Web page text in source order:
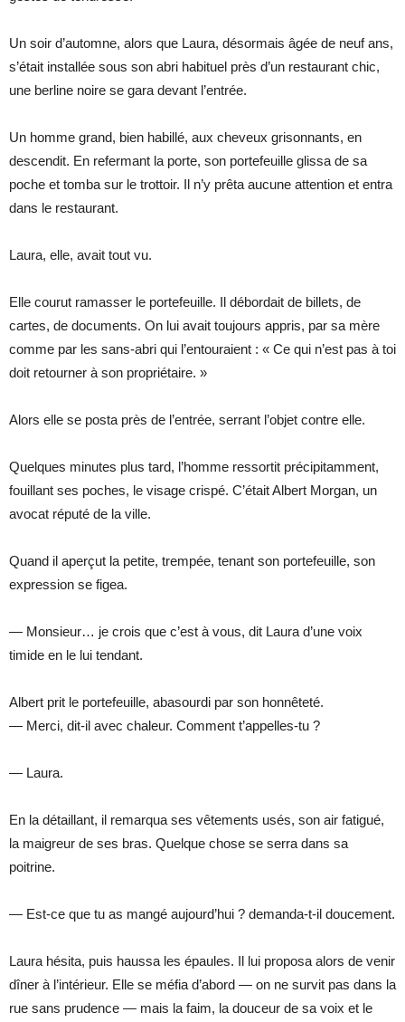
Un soir d’automne, alors que Laura, désormais âgée de neuf ans,
s’était installée sous son abri habituel près d’un restaurant chic,
une berline noire se gara devant l’entrée.
Un homme grand, bien habillé, aux cheveux grisonnants, en
descendit. En refermant la porte, son portefeuille glissa de sa
poche et tomba sur le trottoir. Il n’y prêta aucune attention et entra
dans le restaurant.
Laura, elle, avait tout vu.
Elle courut ramasser le portefeuille. Il débordait de billets, de
cartes, de documents. On lui avait toujours appris, par sa mère
comme par les sans-abri qui l’entouraient : « Ce qui n’est pas à toi
doit retourner à son propriétaire. »
Alors elle se posta près de l’entrée, serrant l’objet contre elle.
Quelques minutes plus tard, l’homme ressortit précipitamment,
fouillant ses poches, le visage crispé. C’était Albert Morgan, un
avocat réputé de la ville.
Quand il aperçut la petite, trempée, tenant son portefeuille, son
expression se figea.
— Monsieur… je crois que c’est à vous, dit Laura d’une voix
timide en le lui tendant.
Albert prit le portefeuille, abasourdi par son honnêteté.
— Merci, dit-il avec chaleur. Comment t’appelles-tu ?
— Laura.
En la détaillant, il remarqua ses vêtements usés, son air fatigué,
la maigreur de ses bras. Quelque chose se serra dans sa
poitrine.
— Est-ce que tu as mangé aujourd’hui ? demanda-t-il doucement.
Laura hésita, puis haussa les épaules. Il lui proposa alors de venir
dîner à l’intérieur. Elle se méfia d’abord — on ne survit pas dans la
rue sans prudence — mais la faim, la douceur de sa voix et le